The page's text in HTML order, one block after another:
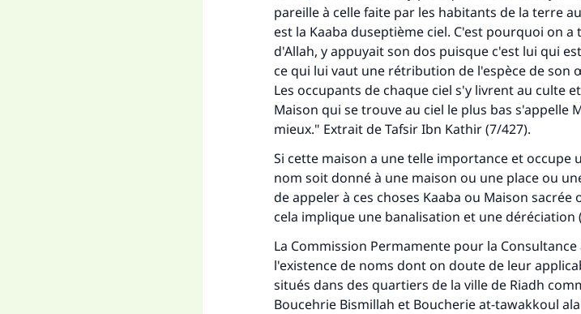
pareille à celle faite par les habitants de la terre
est la Kaaba duseptième ciel. C'est pourquoi on
d'Allah, y appuyait son dos puisque c'est lui qui
ce qui lui vaut une rétribution de l'espèce de son
Les occupants de chaque ciel s'y livrent au culte
Maison qui se trouve au ciel le plus bas s'appelle
mieux." Extrait de Tafsir Ibn Kathir (7/427).
Si cette maison a une telle importance et occupe
nom soit donné à une maison ou une place ou
de appeler à ces choses Kaaba ou Maison
cela implique une banalisation et une déréciation
La Commission Permamente pour la
l'existence de noms dont on doute de leur
situés dans des quartiers de la ville de Riadh
Boucehrie Bismillah et Boucherie at-tawakkoul
personnes grâce à
Aidez nous à apporter
Le Messager d'Allah
"Celui qui indique une bonne action
que celui qui le
(MOUSLIM
Soutenez